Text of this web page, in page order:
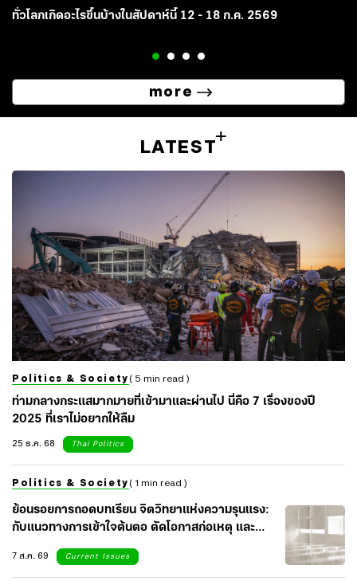
ทั่วโลกเกิดอะไรขึ้นบ้างในสัปดาห์นี้ 12 - 18 ก.ค. 2569
more
LATEST
Politics & Society ( 5 min read )
ท่ามกลางกระแสมากมายที่เข้ามาและผ่านไป นี่คือ 7 เรื่องของปี
2025 ที่เราไม่อยากให้ลืม
25 ธ.ค. 68
Thai Politics
Politics & Society ( 1 min read )
ย้อนรอยการถอดบทเรียน จิตวิทยาแห่งความรุนแรง:
กับแนวทางการเข้าใจต้นตอ ตัดโอกาสก่อเหตุ และ
เยียวยาจิตใจสังคม
7 ส.ค. 69 Current Issues